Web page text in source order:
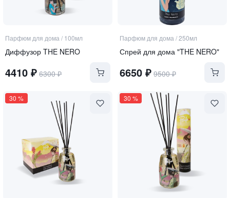
Парфюм для дома / 100мл
Диффузор THE NERO
4410 ₽ 6300₽
Парфюм для дома /250мл
Спрей для дома "THE NERO"
6650₽ 9500₽
30 % 30 %